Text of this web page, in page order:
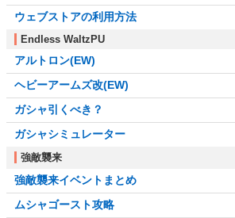
ウェブストアの利用方法
Endless WaltzPU
アルトロン(EW)
ヘビーアームズ改(EW)
ガシャ引くべき？
ガシャシミュレーター
強敵襲来
強敵襲来イベントまとめ
ムシャゴースト攻略